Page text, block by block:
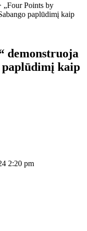
„Four Points by
paplūdimį kaip
demonstruoja
paplūdimį kaip
2:20 pm